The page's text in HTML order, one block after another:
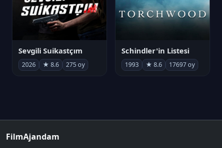
Sevgili Suikastçım
2026 ★ 8.6 275 oy
Schindler'in Listesi
1993 ★ 8.6 17697 oy
FilmAjandam